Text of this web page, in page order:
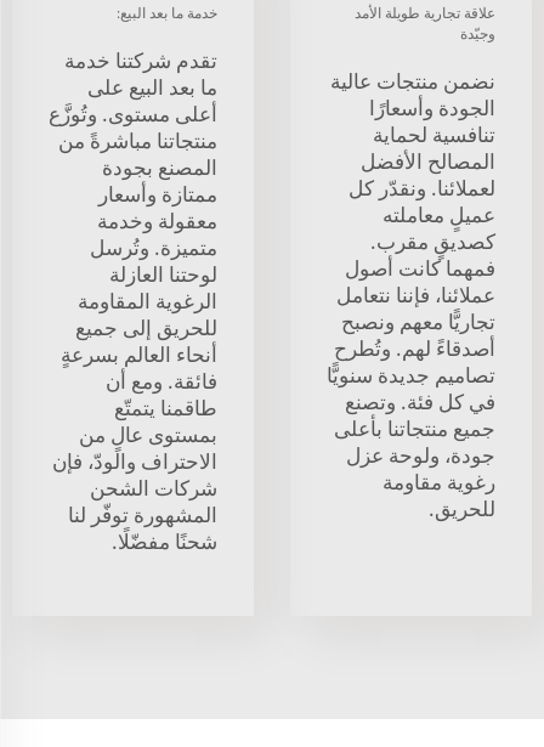
علاقة تجارية طويلة الأمد
وجيّدة
نضمن منتجات عالية
الجودة وأسعارًا
تنافسية لحماية
المصالح الأفضل
لعملائنا. ونقدّر كل
عميلٍ معاملته
كصديقٍ مقرب.
فمهما كانت أصول
عملائنا، فإننا نتعامل
تجاريًّا معهم ونصبح
أصدقاءً لهم. وتُطرح
تصاميم جديدة سنويًّا
في كل فئة. وتصنع
جميع منتجاتنا بأعلى
جودة، ولوحة عزل
رغوية مقاومة
للحريق.
خدمة ما بعد البيع:
تقدم شركتنا خدمة
ما بعد البيع على
أعلى مستوى. وتُوزَّع
منتجاتنا مباشرةً من
المصنع بجودة
ممتازة وأسعار
معقولة وخدمة
متميزة. وتُرسل
لوحتنا العازلة
الرغوية المقاومة
للحريق إلى جميع
أنحاء العالم بسرعةٍ
فائقة. ومع أن
طاقمنا يتمتّع
بمستوى عالٍ من
الاحتراف والودّ، فإن
شركات الشحن
المشهورة توفّر لنا
شحنًا مفضّلًا.